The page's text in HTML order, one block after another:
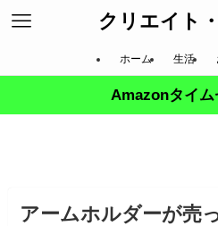
クリエイト
ホーム 生活
Amazonタイム
アームホルダーが売